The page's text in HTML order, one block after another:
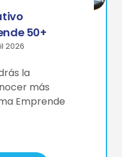
50+
2026
la
más
Emprende